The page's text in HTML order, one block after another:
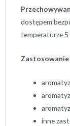
dostępem
temperaturze
inne